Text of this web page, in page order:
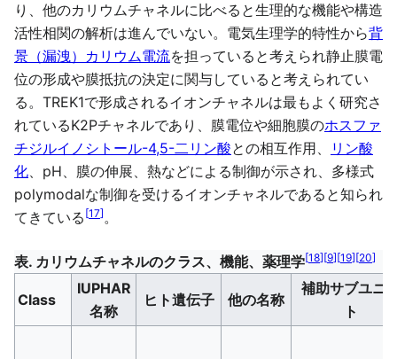
り、他のカリウムチャネルに比べると生理的な機能や構造
活性相関の解析は進んでいない。電気生理学的特性から背
景（漏洩）カリウム電流を担っていると考えられ静止膜電
位の形成や膜抵抗の決定に関与していると考えられてい
る。TREK1で形成されるイオンチャネルは最もよく研究さ
れているK2Pチャネルであり、膜電位や細胞膜のホスファ
チジルイノシトール-4,5-二リン酸との相互作用、
リン酸
化、pH、膜の伸展、熱などによる制御が示され、多様式
polymodalな制御を受けるイオンチャネルであると知られ
てきている [17]。
表. カリウムチャネルのクラス、機能、薬理学[18][9][19][20]
Class
IUPHAR
名称
ヒト遺伝子 他の名称
補助サブユニ
ト